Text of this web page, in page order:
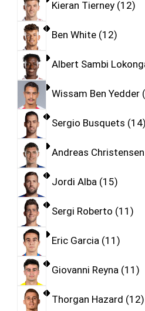
Kieran Tierney 12
Ben White 12
Albert Sambi
Wissam Ben Yedder
Sergio Busquets 14
Andreas Christensen
Jordi Alba 15
Sergi Roberto 11
Eric Garcia 11
Giovanni Reyna 11
Thorgan Hazard 12